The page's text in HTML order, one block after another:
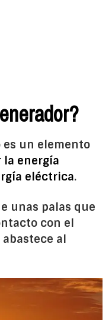
es un elemento
energía
eléctrica.
unas palas que
con el
al